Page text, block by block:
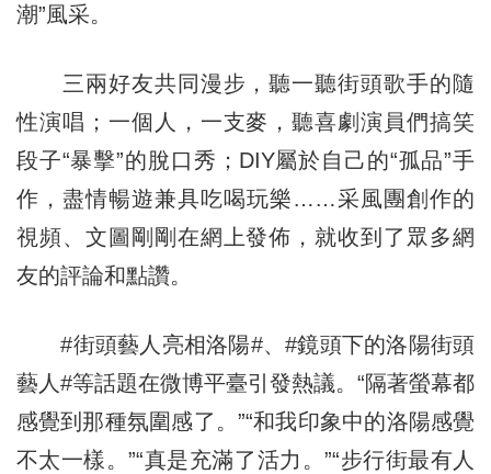
潮”風采。
三兩好友共同漫步，聽一聽街頭歌手的隨
性演唱；一個人，一支麥，聽喜劇演員們搞笑
段子“暴擊”的脫口秀；DIY屬於自己的“孤品”手
作，盡情暢遊兼具吃喝玩樂……采風團創作的
視頻、文圖剛剛在網上發佈，就收到了眾多網
友的評論和點讚。
#街頭藝人亮相洛陽#、#鏡頭下的洛陽街頭
藝人#等話題在微博平臺引發熱議。“隔著螢幕都
感覺到那種氛圍感了。”“和我印象中的洛陽感覺
不太一樣。”“真是充滿了活力。”“步行街最有人